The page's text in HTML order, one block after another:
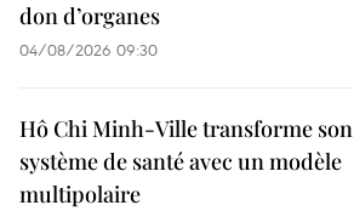
don d’organes
04/08/2026 09:30
Hô Chi Minh-Ville transforme son
système de santé avec un modèle
multipolaire